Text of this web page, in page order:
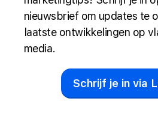
nieuwsbrief om updates te
laatste ontwikkelingen op
media.
Schrijf je in via